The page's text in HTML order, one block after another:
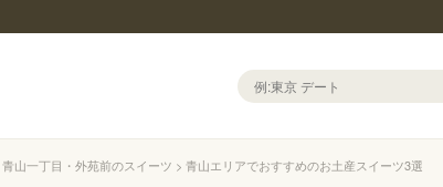
青山一丁目・外苑前のスイーツ 青山エリアでおすすめのお土産スイーツ3選